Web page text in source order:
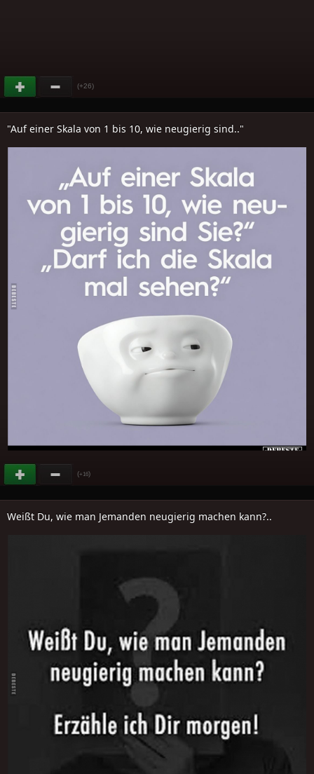
(+26)
"Auf einer Skala von 1 bis 10, wie neugierig sind.."
(+16)
Weißt Du, wie man Jemanden neugierig machen kann?..